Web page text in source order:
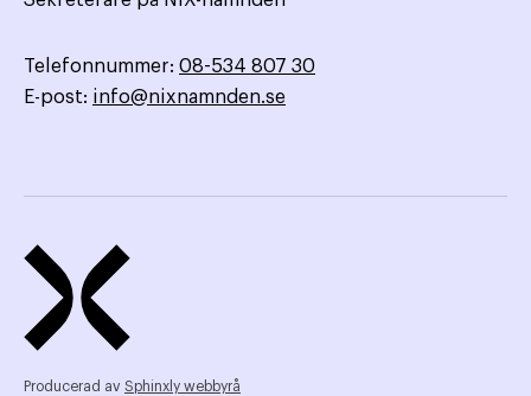
Telefonnummer: 08-534 807 30
E-post: info@nixnamnden.se
Producerad av Sphinxly webbyrå